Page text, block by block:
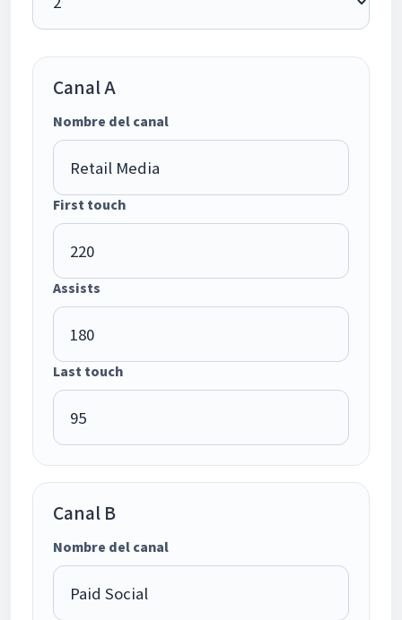
Canal A
Nombre del canal
First touch
Assists
Last touch
Canal B
Nombre del canal